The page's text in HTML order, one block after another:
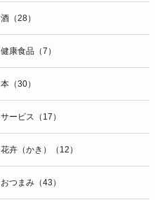
酒（28）
健康食品（7）
本（30）
サービス（17）
花卉（かき）（12）
おつまみ（43）